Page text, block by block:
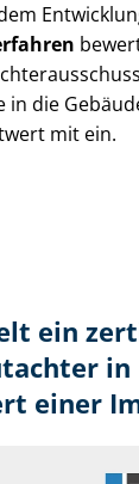
in die
mit ein.
ein
in
einer